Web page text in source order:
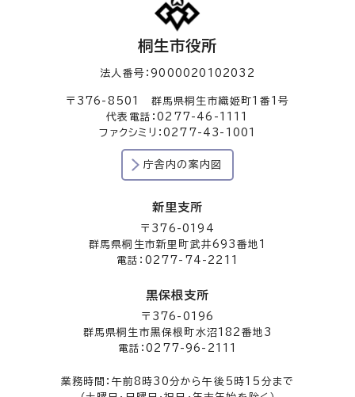
桐生市役所
法人番号：9000020102032
〒376-8501 群馬県桐生市織姫町1番1号
代表電話：0277-46-1111
ファクシミリ：0277-43-1001
庁舎内の案内図
新里支所
〒376-0194
群馬県桐生市新里町武井693番地1
電話：0277-74-2211
黒保根支所
〒376-0196
群馬県桐生市黒保根町水沼182番地3
電話：0277-96-2111
業務時間：午前8時30分から午後5時15分まで